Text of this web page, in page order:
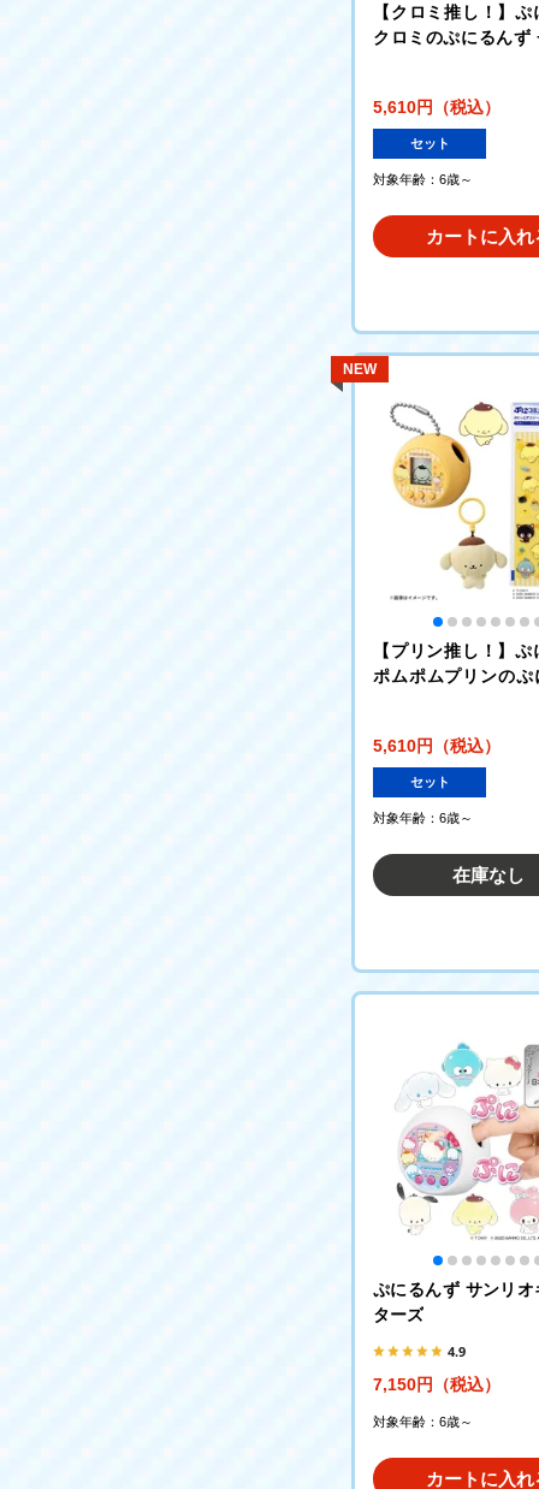
【クロミ推し！】
クロミのぷにるんず
クロミ クロミのぷに
5,610円（税込）
セット
対象年齢：6歳～
カートに入れ
【プリン推し！】
ポムポムプリンのぷ
ぬいキーチェーン ポ
リン プリンのぷにる
ト
5,610円（税込）
NEW
セット
対象年齢：6歳～
在庫なし
ぷにるんず サンリオ
ターズ
4.9
7,150円（税込）
対象年齢：6歳～
カートに入れ